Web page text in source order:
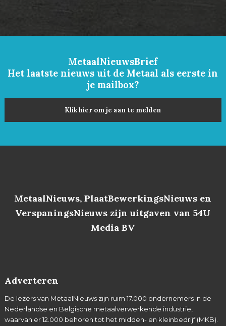
MetaalNieuwsBrief
Het laatste nieuws uit de Metaal als eerste in
je mailbox?
Klik hier om je aan te melden
MetaalNieuws, PlaatBewerkingsNieuws en
VerspaningsNieuws zijn uitgaven van 54U
Media BV
Adverteren
De lezers van MetaalNieuws zijn ruim 17.000 ondernemers in de
Nederlandse en Belgische metaalverwerkende industrie,
waarvan er 12.000 behoren tot het midden- en kleinbedrijf (MKB).